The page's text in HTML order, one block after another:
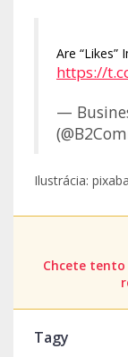
Are “Likes”
https://
—
Ilustrácia:
Chcete
Tagy